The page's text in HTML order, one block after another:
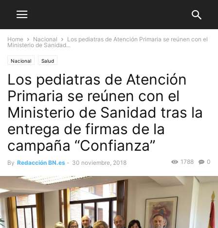
Home Nacional
Los pediatras de Atención Primaria se reúnen con el
Ministerio de Sanidad...
Nacional Salud
Los pediatras de Atención
Primaria se reúnen con el
Ministerio de Sanidad tras la
entrega de firmas de la
campaña “Confianza”
By Redacción BN.es - 30 noviembre, 2018 0
1788